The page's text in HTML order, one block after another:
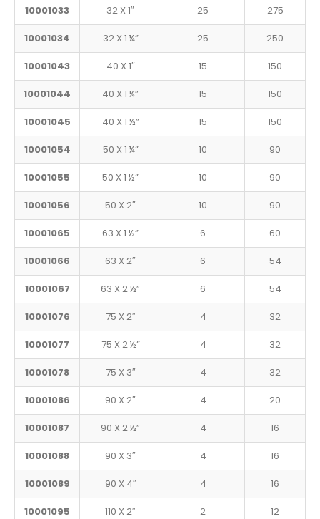
10001033 32 X 1″ 25 275
10001034 32 X 1 ¼” 25 250
10001043 40 X 1″ 15 150
10001044 40 X 1 ¼” 15 150
10001045 40 X 1 ½” 15 150
10001054 50 X 1 ¼” 10 90
10001055 50 X 1 ½” 10 90
10001056 50 X 2″ 10 90
10001065 63 X 1 ½” 6 60
10001066 63 X 2″ 6 54
10001067 63 X 2 ½” 6 54
10001076 75 X 2″ 4 32
10001077 75 X 2 ½” 4 32
10001078 75 X 3″ 4 32
10001086 90 X 2″ 4 20
10001087 90 X 2 ½” 4 16
10001088 90 X 3″ 4 16
10001089 90 X 4″ 4 16
10001095 110 X 2″ 2 12